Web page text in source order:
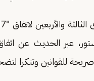
عبر الحديث عن
صريحة للقوانين وتنكرا